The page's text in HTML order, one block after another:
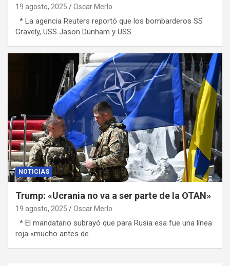
19 agosto, 2025 Oscar Merlo
* La agencia Reuters reportó que los bombarderos SS
Gravely, USS Jason Dunham y USS…
NOTICIAS
Trump: «Ucrania no va a ser parte de la OTAN»
19 agosto, 2025 Oscar Merlo
* El mandatario subrayó que para Rusia esa fue una línea
roja «mucho antes de…